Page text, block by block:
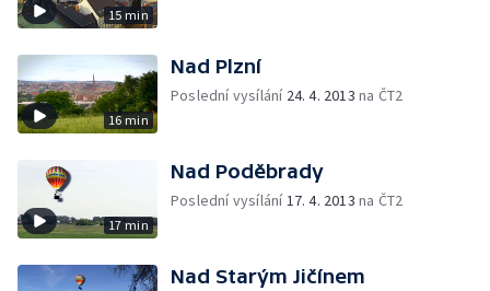
15 min
16 min
Nad Plzní
Poslední vysílání 24. 4. 2013 na ČT2
17 min
Nad Poděbrady
Poslední vysílání17. 4. 2013 na ČT2
Nad Starým Jičínem